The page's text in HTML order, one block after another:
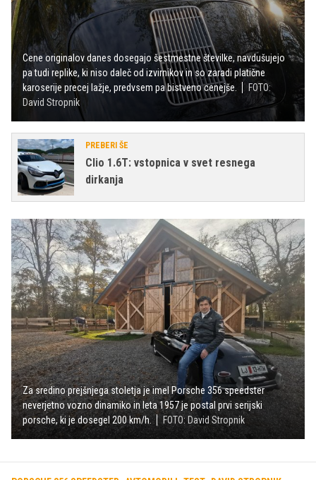
Cene originalov danes dosegajo šestmestne številke, navdušujejo
pa tudi replike, ki niso daleč od izvirnikov in so zaradi platične
karoserije precej lažje, predvsem pa bistveno cenejše.
FOTO:
David Stropnik
PREBERI ŠE
Clio 1.6T: vstopnica v svet resnega
dirkanja
Za sredino prejšnjega stoletja je imel Porsche 356 speedster
neverjetno vozno dinamiko in leta 1957 je postal prvi serijski
porsche, ki je dosegel 200 km/h.
FOTO: David Stropnik